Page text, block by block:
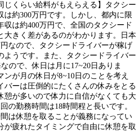
じくらい給料がもえらえる】タクシー
は約300万円です。しかし、都内に限
収は約400万円で、全国のタクシード
大きく差があるのがわかります。日本
なので、タクシードライバーが稼げ
ようです。また、タクシードライバー
ので、休日は月に17~20日ありま
が月の休日が8~10日のことを考え
バーは圧倒的にたくさんの休みをとる
憩が多いので体力に自信がなくても大
の勤務時間は18時間程と長いです。
は休憩を取ることが義務になってい
が疲れたタイミングで自由に休憩を取